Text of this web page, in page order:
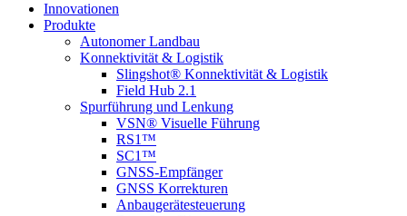
Innovationen
Produkte
Autonomer Landbau
Konnektivität & Logistik
Slingshot® Konnektivität & Logistik
Field Hub 2.1
Spurführung und Lenkung
VSN® Visuelle Führung
RS1™
SC1™
GNSS-Empfänger
GNSS Korrekturen
Anbaugerätesteuerung